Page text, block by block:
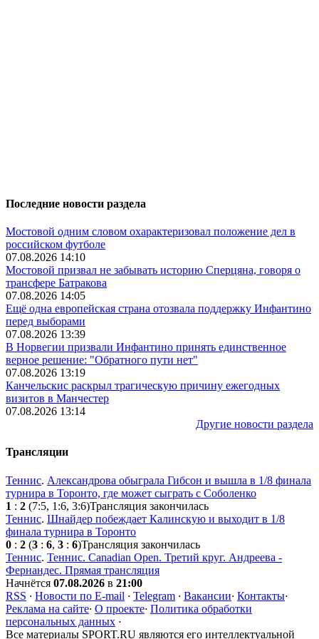
Последние новости раздела
Мостовой одним словом охарактеризовал положение дел в
российском футболе
07.08.2026 14:10
Мостовой призвал не забывать историю Сперцяна, говоря о
трансфере Батракова
07.08.2026 14:05
Ещё одна европейская страна отозвала поддержку Инфантино
перед выборами
07.08.2026 13:39
В Норвегии призвали Инфантино принять единственное
верное решение: "Обратного пути нет"
07.08.2026 13:19
Канчельскис раскрыл трагическую причину ежегодных
визитов в Манчестер
07.08.2026 13:14
Другие новости раздела
Трансляции
Теннис. Александрова обыграла Гибсон и вышла в 1/8 финала
турнира в Торонто, где может сыграть с Соболенко
1 : 2 (7:5, 1:6, 3:6)Трансляция закончилась
Теннис. Шнайдер побеждает Калинскую и выходит в 1/8
финала турнира в Торонто
0 : 2 (3 : 6, 3 : 6)Трансляция закончилась
Теннис. Теннис. Canadian Open. Третий круг. Андреева -
Фернандес. Прямая трансляция
Начнётся 07.08.2026 в 21:00
RSS · Новости по E-mail · Telegram · Вакансии· Контакты·
Реклама на сайте· О проекте· Политика обработки
персональных данных ·
Все материалы SPORT.RU являются его интеллектуальной